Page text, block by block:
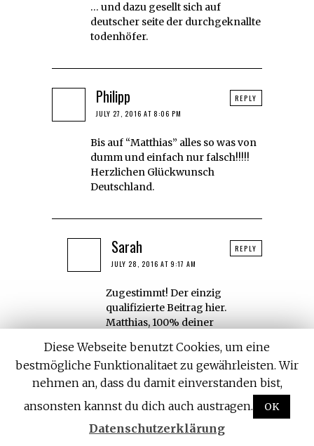
… und dazu gesellt sich auf
deutscher seite der durchgeknallte
todenhöfer.
Philipp
JULY 27, 2016 AT 8:06 PM
Bis auf “Matthias” alles so was von
dumm und einfach nur falsch!!!!!
Herzlichen Glückwunsch
Deutschland.
REPLY
Sarah
JULY 28, 2016 AT 9:17 AM
Zugestimmt! Der einzig
qualifizierte Beitrag hier.
Matthias, 100% deiner
Definition. Leider gibt es zu
viele “möchtegern Spezialisten”
hier um ein sinnvolles Gespräch
REPLY
Diese Webseite benutzt Cookies, um eine
bestmögliche Funktionalitaet zu gewährleisten. Wir
nehmen an, dass du damit einverstanden bist,
ansonsten kannst du dich auch austragen.
OK
Datenschutzerklärung